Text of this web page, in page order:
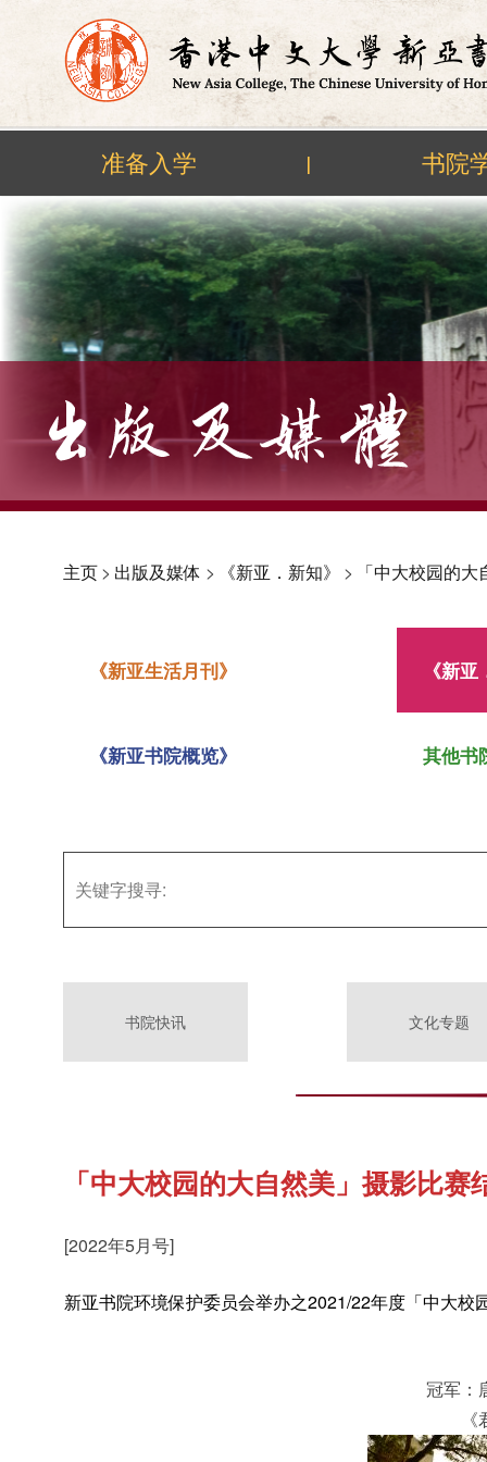
Skip
content
准备入学 | 书院
主页> 出版及媒体 > 《新亚．新知》 > 「中大校园的
《新亚生活月刊》 《新
《新亚书院概览》 其他书
书院快讯 文化专题
「中大校园的大自然美」摄影比赛
[2022年5月号]
新亚书院环境保护委员会举办之2021/22年度「中大
冠军：